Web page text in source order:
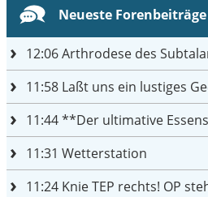
Neueste Forenbeiträge
12:06Arthrodese des
11:58 Laßt uns ein lustiges Gedicht
11:44**Der ultimative
11:31 Wetterstation
11:24 Knie TEP rechts! OP